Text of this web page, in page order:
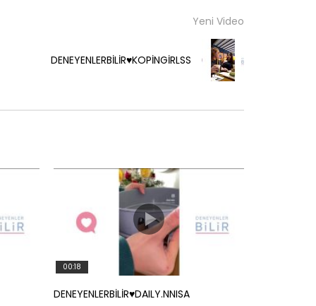
Yeni Video
DENEYENLERBİLİR♥️KOPİNGİRLSS
00:18
DENEYENLERBİLİR♥️DAILY.NNISA